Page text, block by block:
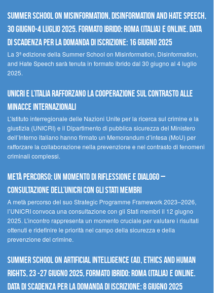
Summer School on Misinformation, Disinformation and Hate Speech,
30 giugno-4 luglio 2025. Formato ibrido: Roma (Italia) e online. Data
di scadenza per la domanda di iscrizione: 16 giugno 2025
La 3ª edizione della Summer School on Misinformation, Disinformation,
and Hate Speech sarà tenuta in formato ibrido dal 30 giugno al 4 luglio
2025.
UNICRI e l’Italia rafforzano la cooperazione sul contrasto alle
minacce internazionali
L’Istituto interregionale delle Nazioni Unite per la ricerca sul crimine e la
giustizia (UNICRI) e il Dipartimento di pubblica sicurezza del Ministero
dell’Interno italiano hanno firmato un Memorandum d’intesa (MoU) per
rafforzare la collaborazione nella prevenzione e nel contrasto di fenomeni
criminali complessi.
Metà percorso: un momento di riflessione e dialogo –
Consultazione dell’UNICRI con gli Stati membri
A metà percorso del suo Strategic Programme Framework 2023–2026,
l’UNICRI convoca una consultazione con gli Stati membri il 12 giugno
2025. L’incontro rappresenta un momento cruciale per valutare i risultati
ottenuti e ridefinire le priorità nel campo della sicurezza e della
prevenzione del crimine.
Summer School on Artificial Intelligence (AI), Ethics and Human
Rights, 23 -27 giugno 2025, Formato Ibrido: Roma (Italia) e online.
Data di scadenza per la domanda di iscrizione: 8 giugno 2025